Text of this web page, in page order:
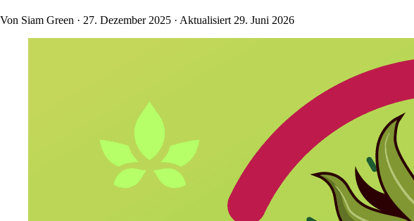
Von Siam Green · 27. Dezember 2025 · Aktualisiert 29. Juni 2026